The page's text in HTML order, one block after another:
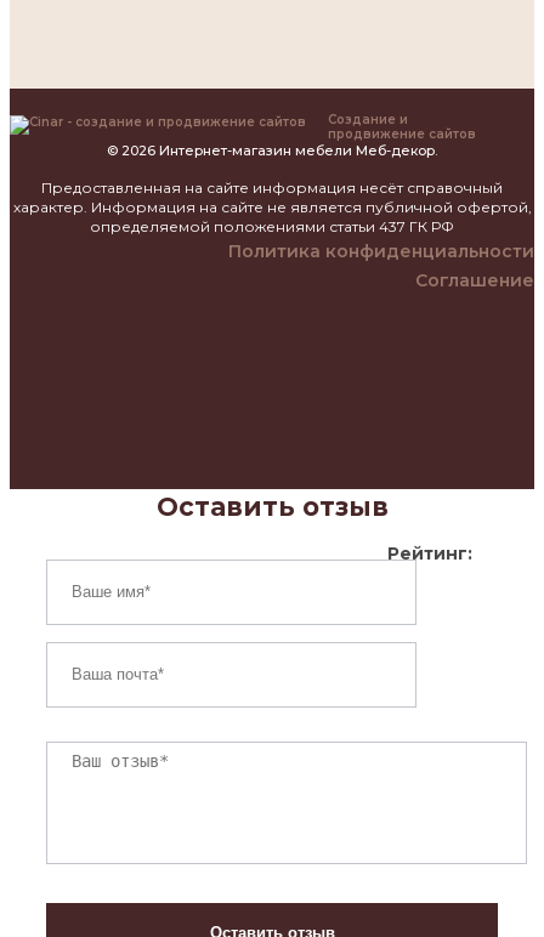
Создание и
продвижение сайтов
© 2026 Интернет-магазин мебели Меб-декор.
Предоставленная на сайте информация несёт справочный
характер. Информация на сайте не является публичной офертой,
определяемой положениями статьи 437 ГК РФ
Политика конфиденциальности
Соглашение
Оставить отзыв
Рейтинг: